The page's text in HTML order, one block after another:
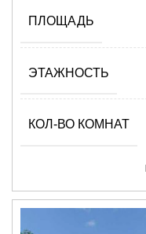
ПЛОЩАДЬ
ЭТАЖНОСТЬ
КОЛ-ВО КОМНАТ